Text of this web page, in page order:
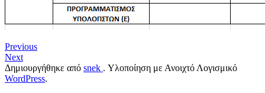
Previous
Next
Δημιουργήθηκε από snek . Υλοποίηση με Ανοιχτό Λογισμικό
WordPress.